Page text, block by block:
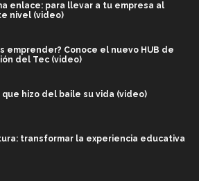
enlace: para llevar a tu empresa al
nivel (video)
emprender? Conoce el nuevo HUB de
del Tec (video)
que hizo del baile su vida (video)
transformar la experiencia educativa